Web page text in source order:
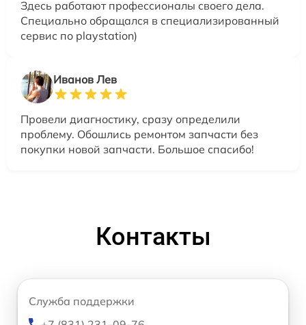
Здесь работают профессионалы своего дела.
Специально обращался в специализированный
сервис по playstation)
Иванов Лев
Провели диагностику, сразу определили
проблему. Обошлись ремонтом запчасти без
покупки новой запчасти. Большое спасибо!
Контакты
Служба поддержки